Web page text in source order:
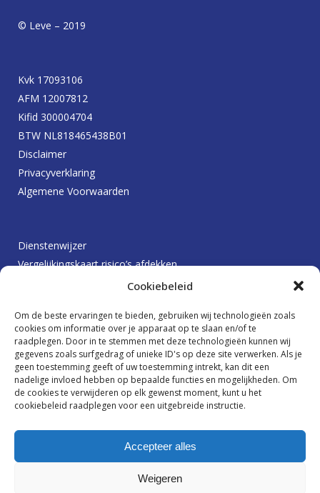
Cookiebeleid
Om de beste ervaringen te bieden, gebruiken wij technologieën zoals
cookies om informatie over je apparaat op te slaan en/of te
raadplegen. Door in te stemmen met deze technologieën kunnen wij
gegevens zoals surfgedrag of unieke ID's op deze site verwerken. Als je
geen toestemming geeft of uw toestemming intrekt, kan dit een
nadelige invloed hebben op bepaalde functies en mogelijkheden. Om
de cookies te verwijderen op elk gewenst moment, kunt u het
cookiebeleid raadplegen voor een uitgebreide instructie.
Accepteer alles
Weigeren
© Leve – 2019
Kvk 17093106
AFM 12007812
Kifid 300004704
BTW NL818465438B01
Disclaimer
Privacyverklaring
Algemene Voorwaarden
Dienstenwijzer
Vergelijkingskaart risico’s afdekken
Protocol betalingsachterstanden
Beloningsbeleid
Ik wil graag op de hoogte blijven